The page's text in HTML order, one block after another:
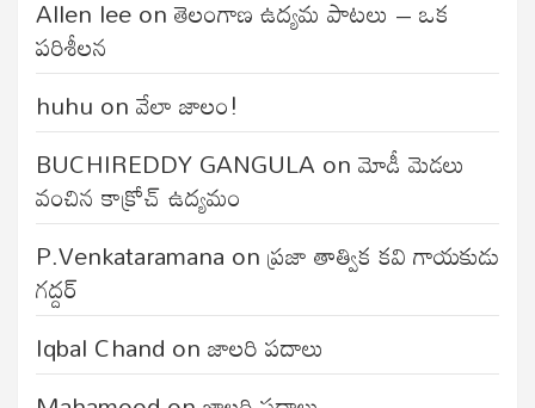
Allen leeonతెలంగాణ ఉద్యమ పాటలు – ఒక
పరిశీలన
huhu onవేలా జాలం!
BUCHIREDDY GANGULA onమోడీ మెడలు
వంచిన కాక్రోచ్ ఉద్యమం
P.Venkataramana onప్రజా తాత్విక కవి గాయకుడు
గద్దర్
Iqbal Chand onజాలరి పదాలు